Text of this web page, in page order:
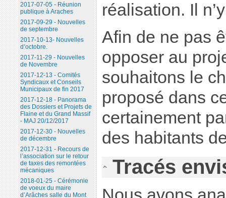
réalisation. Il
Afin de ne pas
opposer au
souhaitons le
proposé dans
certainement
des habitants
Tracés
2017-07-05 - Réunion
publique à Araches
2017-09-29 - Nouvelles
de septembre
2017-10-13- Nouvelles
d’octobre.
2017-11-29 - Nouvelles
de Novembre
2017-12-13 - Comités
Syndicaux et Conseils
Municipaux de fin 2017
2017-12-18 - Panorama
des Dossiers et Projets de
Flaine et du Grand Massif
- MAJ 20/12/2017
2017-12-30 - Nouvelles
de décembre
2017-12-31 - Recours de
l’association sur le retour
de taxes des remontées
mécaniques
2018-01-25 - Cérémonie
de voeux du maire
d’Arâches salle du Mont